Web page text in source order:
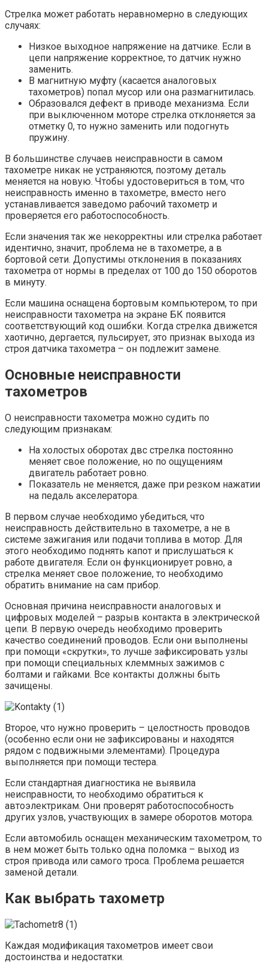
Стрелка может работать неравномерно в следующих
случаях:
Низкое выходное напряжение на датчике. Если в
цепи напряжение корректное, то датчик нужно
заменить.
В магнитную муфту (касается аналоговых
тахометров) попал мусор или она размагнитилась.
Образовался дефект в приводе механизма. Если
при выключенном моторе стрелка отклоняется за
отметку 0, то нужно заменить или подогнуть
пружину.
В большинстве случаев неисправности в самом
тахометре никак не устраняются, поэтому деталь
меняется на новую. Чтобы удостовериться в том, что
неисправность именно в тахометре, вместо него
устанавливается заведомо рабочий тахометр и
проверяется его работоспособность.
Если значения так же некорректны или стрелка работает
идентично, значит, проблема не в тахометре, а в
бортовой сети. Допустимы отклонения в показаниях
тахометра от нормы в пределах от 100 до 150 оборотов
в минуту.
Если машина оснащена бортовым компьютером, то при
неисправности тахометра на экране БК появится
соответствующий код ошибки. Когда стрелка движется
хаотично, дергается, пульсирует, это признак выхода из
строя датчика тахометра – он подлежит замене.
Основные неисправности
тахометров
О неисправности тахометра можно судить по
следующим признакам:
На холостых оборотах двс стрелка постоянно
меняет свое положение, но по ощущениям
двигатель работает ровно.
Показатель не меняется, даже при резком нажатии
на педаль акселератора.
В первом случае необходимо убедиться, что
неисправность действительно в тахометре, а не в
системе зажигания или подачи топлива в мотор. Для
этого необходимо поднять капот и прислушаться к
работе двигателя. Если он функционирует ровно, а
стрелка меняет свое положение, то необходимо
обратить внимание на сам прибор.
Основная причина неисправности аналоговых и
цифровых моделей – разрыв контакта в электрической
цепи. В первую очередь необходимо проверить
качество соединений проводов. Если они выполнены
при помощи «скрутки», то лучше зафиксировать узлы
при помощи специальных клеммных зажимов с
болтами и гайками. Все контакты должны быть
зачищены.
Второе, что нужно проверить – целостность проводов
(особенно если они не зафиксированы и находятся
рядом с подвижными элементами). Процедура
выполняется при помощи тестера.
Если стандартная диагностика не выявила
неисправности, то необходимо обратиться к
автоэлектрикам. Они проверят работоспособность
других узлов, участвующих в замере оборотов мотора.
Если автомобиль оснащен механическим тахометром, то
в нем может быть только одна поломка – выход из
строя привода или самого троса. Проблема решается
заменой детали.
Как выбрать тахометр
Каждая модификация тахометров имеет свои
достоинства и недостатки.